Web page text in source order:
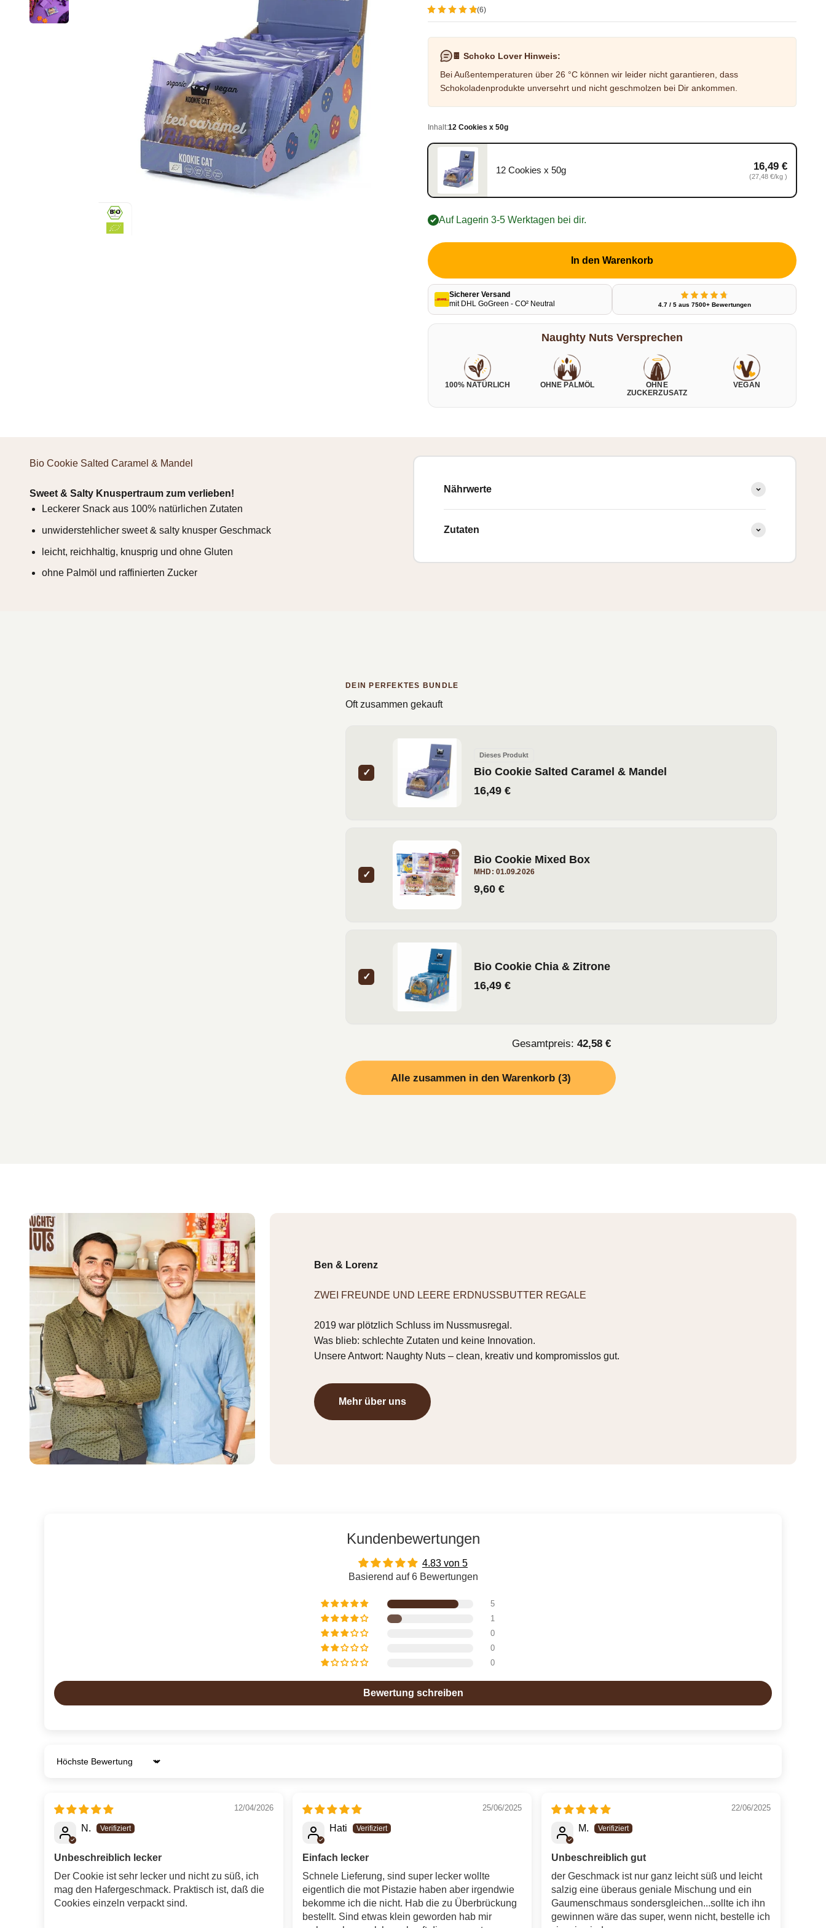
(6)
🍫 Schoko Lover Hinweis:
Bei Außentemperaturen über 26 °C können wir leider nicht garantieren, dass
Schokoladenprodukte unversehrt und nicht geschmolzen bei Dir ankommen.
Inhalt:12 Cookies x 50g
12 Cookies x 50g, 16,49 €, Grundpreis 27,48 €/kg
12 Cookies x 50g 16,49 €
(27,48 €/kg )
Auf Lager- in 3-5 Werktagen bei dir.
In den Warenkorb
Sicherer Versand
mit DHL GoGreen - CO² Neutral
4.7 / 5 aus 7500+ Bewertungen
Naughty Nuts Versprechen
100% NATÜRLICH OHNE PALMÖL
OHNE
ZUCKERZUSATZ
VEGAN
Bio Cookie Salted Caramel & Mandel
Sweet & Salty Knuspertraum zum verlieben!
Leckerer Snack aus 100% natürlichen Zutaten
unwiderstehlicher sweet & salty knusper Geschmack
leicht, reichhaltig, knusprig und ohne Gluten
ohne Palmöl und raffinierten Zucker
Nährwerte
Zutaten
DEIN PERFEKTES BUNDLE
Oft zusammen gekauft
✓
Dieses Produkt
Bio Cookie Salted Caramel & Mandel
16,49 €
✓
Bio Cookie Mixed Box
MHD: 01.09.2026
9,60 €
✓
Bio Cookie Chia & Zitrone
16,49 €
Gesamtpreis: 42,58 €
Alle zusammen in den Warenkorb (3)
Ben & Lorenz
ZWEI FREUNDE UND LEERE ERDNUSSBUTTER REGALE
2019 war plötzlich Schluss im Nussmusregal.
Was blieb: schlechte Zutaten und keine Innovation.
Unsere Antwort: Naughty Nuts – clean, kreativ und kompromisslos gut.
Mehr über uns
Kundenbewertungen
4.83 von 5
Basierend auf 6 Bewertungen
5
1
0
0
0
Bewertung schreiben
Sort by
12/04/2026
N.
Unbeschreiblich lecker
Der Cookie ist sehr lecker und nicht zu süß, ich
mag den Hafergeschmack. Praktisch ist, daß die
Cookies einzeln verpackt sind.
25/06/2025
Hati
Einfach lecker
Schnele Lieferung, sind super lecker wollte
eigentlich die mot Pistazie haben aber irgendwie
bekomme ich die nicht. Hab die zu Überbrückung
bestellt. Sind etwas klein geworden hab mir
22/06/2025
M.
Unbeschreiblich gut
der Geschmack ist nur ganz leicht süß und leicht
salzig eine überaus geniale Mischung und ein
Gaumenschmaus sondersgleichen...sollte ich ihn
gewinnen wäre das super, wenn nicht, bestelle ich